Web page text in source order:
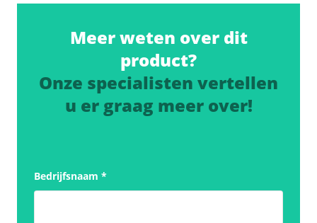
Meer weten over dit
product?
Onze specialisten vertellen
u er graag meer over!
Bedrijfsnaam *